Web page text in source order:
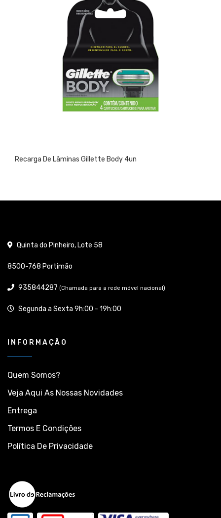
Lâminas Gillette Body 4un
Quinta do Pinheiro, Lote 58
8500-768 Portimão
935844287 (Chamada para a rede móvel nacional)
Segunda a Sexta 9h:00 - 19h:00
INFORMAÇÃO
Quem Somos?
Veja Aqui As Nossas Novidades
Entrega
Termos E Condições
Política De Privacidade